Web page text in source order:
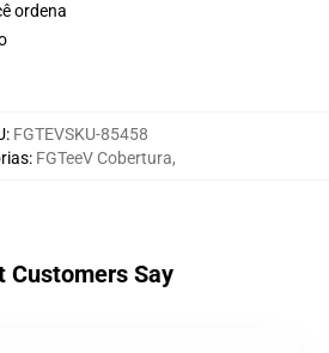
ordena
: FGTEVSKU-85458
: FGTeeV Cobertura,
Customers Say